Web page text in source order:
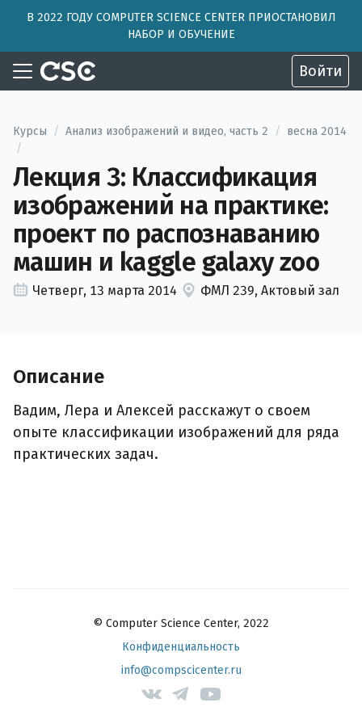
В 2022 ГОДУ COMPUTER SCIENCE CENTER ПРИОСТАНОВИЛ
НАБОР И ОБУЧЕНИЕ
Войти
Курсы / Анализ изображений и видео, часть 2 / весна 2014
/
Лекция 3: Классификация
изображений на практике:
проект по распознаванию
машин и kaggle galaxy zoo
Четверг, 13 марта 2014 ФМЛ 239, Актовый зал
Описание
Вадим, Лера и Алексей расскажут о своем
опыте классификации изображений для ряда
практических задач.
© Computer Science Center, 2022
Конфиденциальность
info@compscicenter.ru